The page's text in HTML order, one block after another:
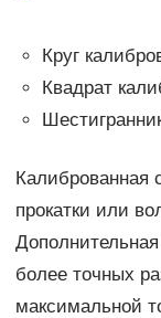
Круг
Квадрат
Калиброванная
прокатки или
более точных
максимальной